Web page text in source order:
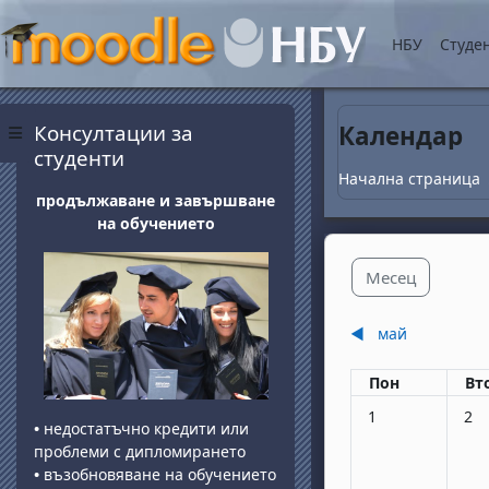
Прескочи на
Страничен панел
НБУ
Календар
Начална страница
Месец
◀︎ май
Понеделник
Пон
Няма събития,
1 2
Блокове
Консултации за
студенти
продължаване и завършване
на обучението
• недостатъчно кредити или
проблеми с дипломирането
• възобновяване на обучението